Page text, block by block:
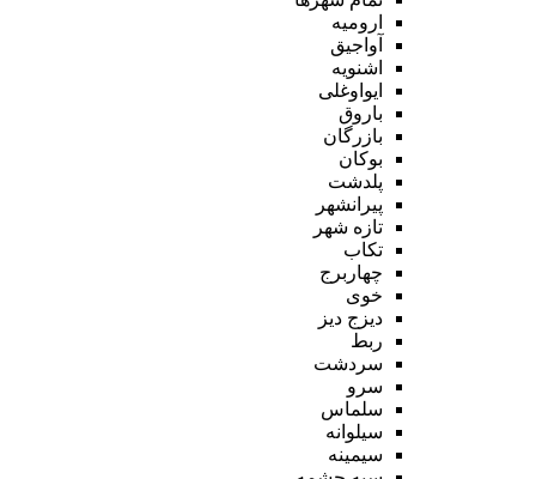
ارومیه
آواجیق
اشنویه
ایواوغلی
باروق
بازرگان
بوکان
پلدشت
پیرانشهر
تازه شهر
تکاب
چهاربرج
خوی
دیزج دیز
ربط
سردشت
سرو
سلماس
سیلوانه
سیمینه